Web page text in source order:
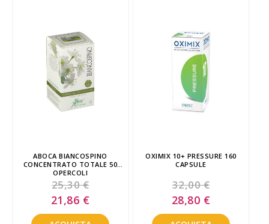
ABOCA BIANCOSPINO
CONCENTRATO TOTALE 50
OPERCOLI
25,30 €
Special
Price
21,86 €
OXIMIX 10+ PRESSURE 160
CAPSULE
32,00 €
Special
Price
28,80 €